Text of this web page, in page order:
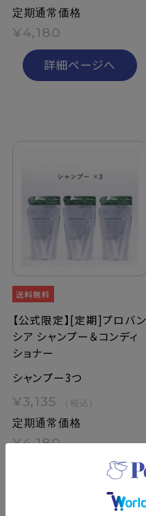
定期通常価格
¥4,180
詳細ページへ
【公式限定】[定期]プロバン
シア シャンプー＆コンディ
ショナー
シャンプー3つ
¥3,135 （税込）
定期通常価格
¥4,180
詳細ページへ